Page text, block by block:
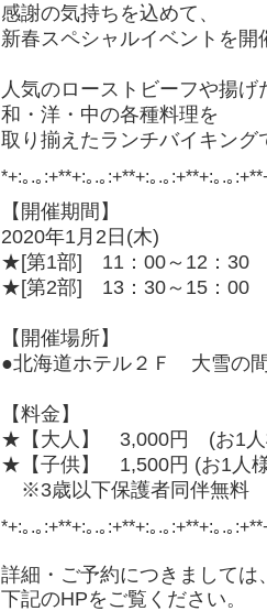
感謝の気持ちを込めて、
新春スペシャルイベントを開
人気のローストビーフや揚
和・洋・中の各種料理を
取り揃えたランチバイキング
*+:｡.｡:+**+:｡.｡:+**+:｡.｡:+**+:｡.｡
【開催期間】
2020年1月2日(木)
★[第1部] 11：00～12：30
★[第2部] 13：30～15：00
【開催場所】
●北海道ホテル２Ｆ 大雪の
【料金】
★【大人】 3,000円 (お1
★【子供】 1,500円 (お1人
※3歳以下保護者同伴無料
*+:｡.｡:+**+:｡.｡:+**+:｡.｡:+**+:｡.｡
詳細・ご予約につきましては
下記のHPをご覧ください。